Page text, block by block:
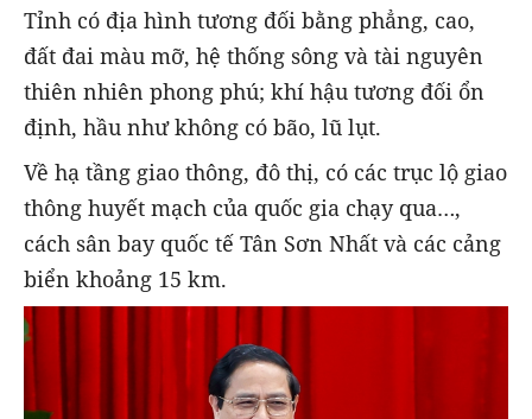
Tỉnh có địa hình tương đối bằng phẳng, cao,
đất đai màu mỡ, hệ thống sông và tài nguyên
thiên nhiên phong phú; khí hậu tương đối ổn
định, hầu như không có bão, lũ lụt.
Về hạ tầng giao thông, đô thị, có các trục lộ giao
thông huyết mạch của quốc gia chạy qua…,
cách sân bay quốc tế Tân Sơn Nhất và các cảng
biển khoảng 15 km.